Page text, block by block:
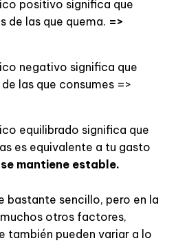
positivo significa que
de las que quema. =>
negativo significa que
las que consumes =>
equilibrado significa que
es equivalente a tu gasto
se mantiene estable.
bastante sencillo, pero en la
otros factores,
también pueden variar a lo